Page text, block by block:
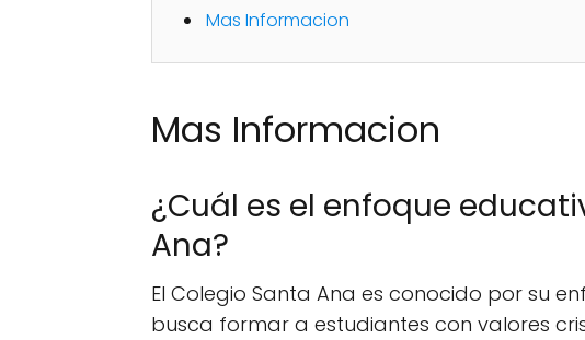
Mas Informacion
Mas Informacion
¿Cuál es el enfoque
Ana?
El Colegio Santa Ana es conocido por su
busca formar a estudiantes con valores